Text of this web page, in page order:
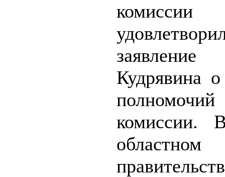
комиссии
Кудрявина
полномочий
комиссии.
областном